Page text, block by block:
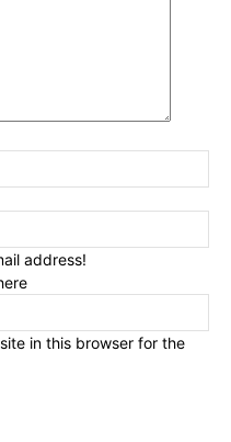
address!
in this browser for the